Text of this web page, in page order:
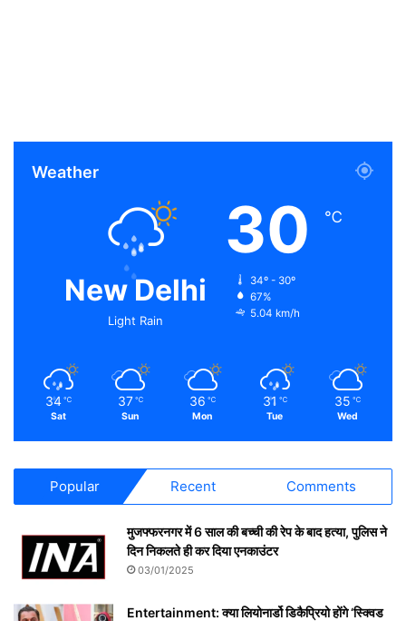
Weather
New Delhi
Light Rain
30 ℃
34º - 30º
67%
5.04 km/h
34 ℃
Sat
37 ℃
Sun
36 ℃
Mon
31 ℃
Tue
35 ℃
Wed
Popular Recent Comments
मुजफ्फरनगर में 6 साल की बच्ची की रेप के बाद हत्या, पुलिस ने
दिन निकलते ही कर दिया एनकाउंटर
03/01/2025
Entertainment: क्या लियोनार्डो डिकैप्रियो होंगे ‘स्क्विड